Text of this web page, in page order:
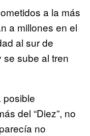
a la más
a millones en el
al sur de
sube al tren
posible
del “Diez”, no
parecía no